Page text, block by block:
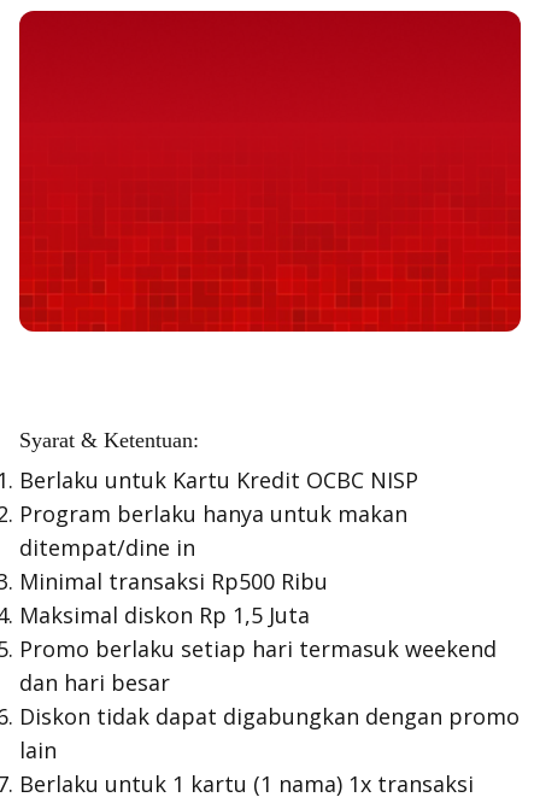
Syarat & Ketentuan:
Berlaku untuk Kartu Kredit OCBC NISP
Program berlaku hanya untuk makan
ditempat/dine in
Minimal transaksi Rp500 Ribu
Maksimal diskon Rp 1,5 Juta
Promo berlaku setiap hari termasuk weekend
dan hari besar
Diskon tidak dapat digabungkan dengan promo
lain
Berlaku untuk 1 kartu (1 nama) 1x transaksi